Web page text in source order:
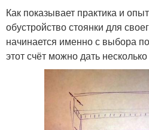
Как показывает практика и
обустройство стоянки для
начинается именно с выбора
этот счёт можно дать